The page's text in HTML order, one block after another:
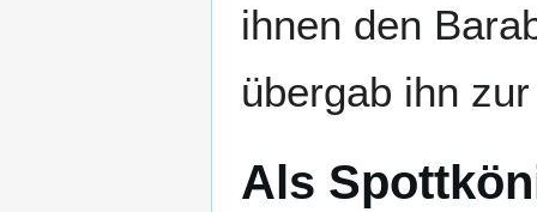
ihnen den
übergab ihn
Als